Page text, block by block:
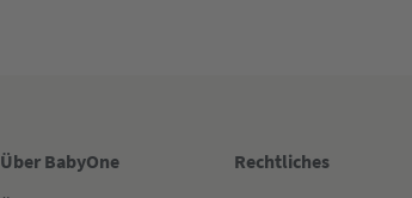
Über BabyOne
Rechtliches